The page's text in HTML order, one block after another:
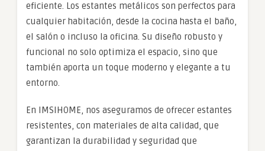
eficiente. Los estantes metálicos son perfectos para
cualquier habitación, desde la cocina hasta el baño,
el salón o incluso la oficina. Su diseño robusto y
funcional no solo optimiza el espacio, sino que
también aporta un toque moderno y elegante a tu
entorno.
En IMSIHOME, nos aseguramos de ofrecer estantes
resistentes, con materiales de alta calidad, que
garantizan la durabilidad y seguridad que